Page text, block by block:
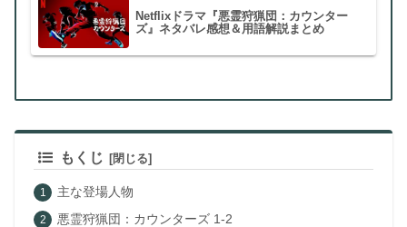
Netflixドラマ『悪霊狩猟団：カウンター
ズ』ネタバレ感想＆用語解説まとめ
もくじ
主な登場人物
悪霊狩猟団：カウンターズ 1-2